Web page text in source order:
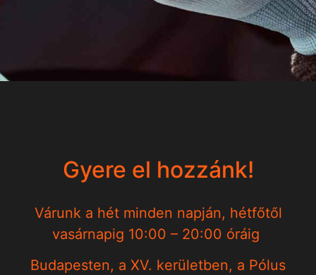
Gyere el hozzánk!
Várunk a hét minden napján, hétfőtől
vasárnapig 10:00 – 20:00 óráig
Budapesten, a XV. kerületben, a Pólus